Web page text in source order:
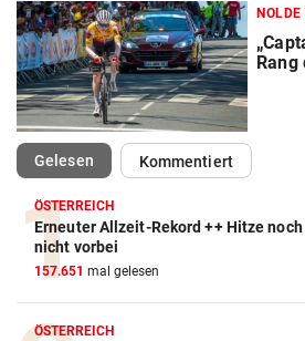
Gelesen(ausgewählt)Kommentiert
ÖSTERREICH
Erneuter Allzeit-Rekord ++ Hitze noch
nicht vorbei
157.651 mal gelesen
ÖSTERREICH
Action-Cam Vergleich
ZUM VERGLEICH
Crosstrainer Vergleich